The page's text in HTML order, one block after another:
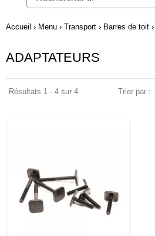
Accueil › Menu › Transport › Barres de toit ›
ADAPTATEURS
Résultats 1 - 4 sur 4 Trier par :